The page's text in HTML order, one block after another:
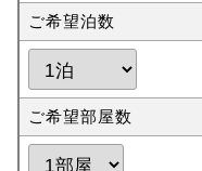
ご希望泊数
ご希望部屋数